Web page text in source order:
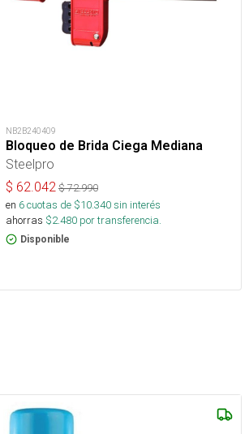
NB2B240409
Bloqueo de Brida Ciega Mediana
Steelpro
$ 62.042 $72.990
en 6cuotas de $10.340sin interés
ahorras $2.480 por transferencia.
Disponible